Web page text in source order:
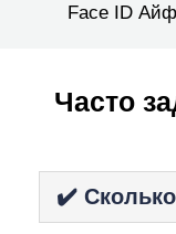
Face ID
Чacтo
✔️